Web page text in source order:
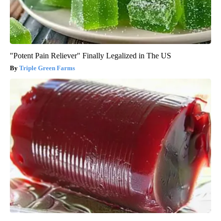
"Potent Pain Reliever" Finally Legalized in The US
Triple Green Farms